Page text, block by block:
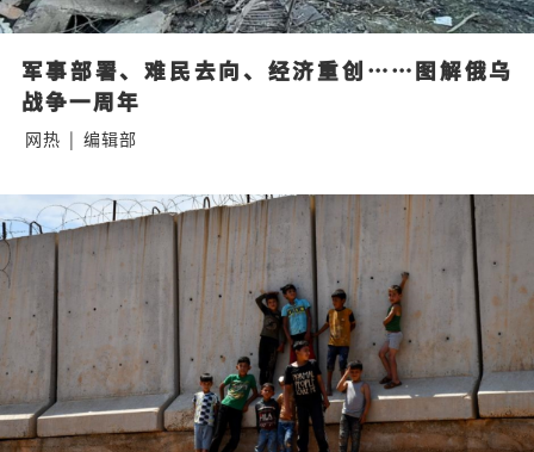
军事部署、难民去向、经济重创……图解俄乌
战争一周年
网热 | 编辑部